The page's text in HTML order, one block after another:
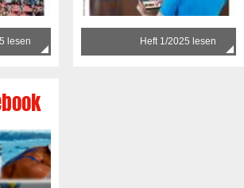
lesen Heft 1/2025 lesen